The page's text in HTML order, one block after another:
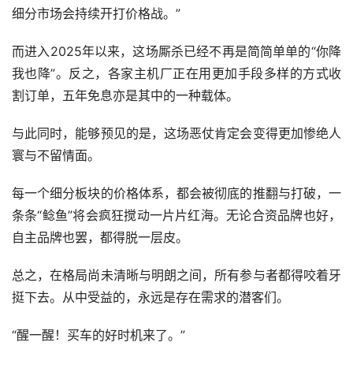
细分市场会持续开打价格战。”
而进入2025年以来，这场厮杀已经不再是简简单单的“你降
我也降”。反之，各家主机厂正在用更加手段多样的方式收
割订单，五年免息亦是其中的一种载体。
与此同时，能够预见的是，这场恶仗肯定会变得更加惨绝人
寰与不留情面。
每一个细分板块的价格体系，都会被彻底的推翻与打破，一
条条“鲶鱼”将会疯狂搅动一片片红海。无论合资品牌也好，
自主品牌也罢，都得脱一层皮。
总之，在格局尚未清晰与明朗之间，所有参与者都得咬着牙
挺下去。从中受益的，永远是存在需求的潜客们。
“醒一醒！买车的好时机来了。”